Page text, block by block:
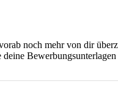
noch mehr von dir
deine